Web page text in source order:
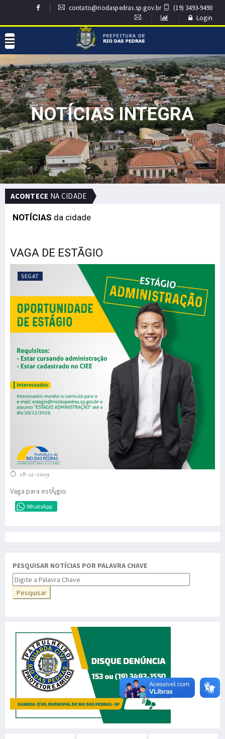
contato@riodaspedras.sp.gov.br
(19) 3493-9490
Login
NOTÍCIAS INTEGRA
ACONTECE NA CIDADE
NOTÍCIAS da cidade
VAGA DE ESTÃGIO
SEGAT
18-12-2019
Vaga para estÃ¡gio.
WhatsApp
PESQUISAR NOTÍCIAS POR PALAVRA CHAVE